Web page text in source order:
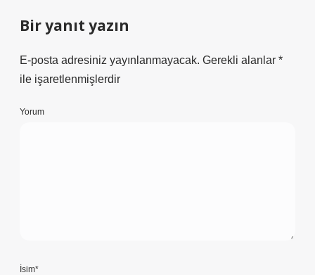
Bir yanıt yazın
E-posta adresiniz yayınlanmayacak. Gerekli alanlar *
ile işaretlenmişlerdir
Yorum
İsim*